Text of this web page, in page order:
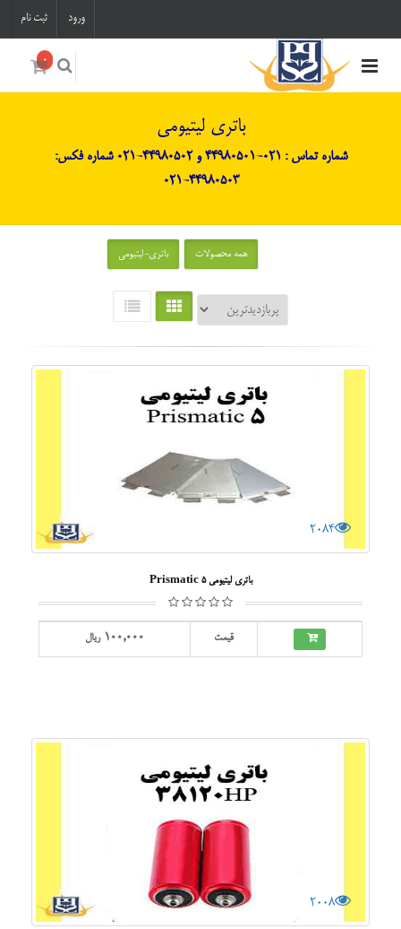
ورود ثبت نام
0
باتری لیتیومی
شماره تماس : 021-44980501 و 44980502-021 شماره فکس:
44980503-021
همه محصولات باتری-لیتیومی
2084
باتری لیتیومی Prismatic 5
قیمت 100,000 ریال
2008